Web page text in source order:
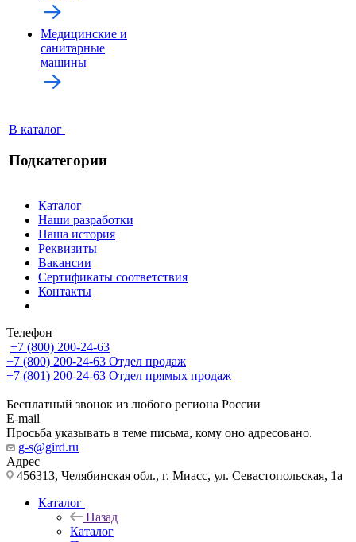
Медицинские и
санитарные
машины
В каталог
Подкатегории
Каталог
Наши разработки
Наша история
Реквизиты
Вакансии
Сертификаты соответствия
Контакты
Телефон
+7 (800) 200-24-63
+7 (800) 200-24-63 Отдел продаж
+7 (801) 200-24-63 Отдел прямых продаж
Бесплатный звонок из любого региона России
E-mail
Просьба указывать в теме письма, кому оно адресовано.
g-s@gird.ru
Адрес
456313, Челябинская обл., г. Миасс, ул. Севастопольская, 1а
Каталог
Назад
Каталог